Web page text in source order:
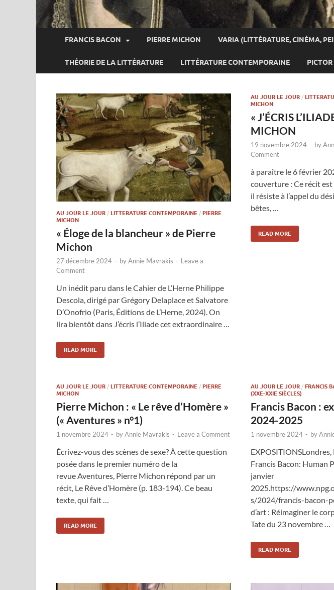
FRANCIS BACON PIERRE MICHON VARIA (LITTÉRATURE, CINÉMA,
THÉORIE DE LA LITTÉRATURE LITTÉRATURE CONTEMPORAINE
AU JOUR LE JOUR / LITTERATURE CONTEMPORAINE / PIERRE
MICHON
« Éloge de la blancheur » de Pierre
Michon
27 décembre 2024 - byAnnie Mavrakis - Leave a
Comment
Un inédit paru dans le Cahier de L’Herne Philippe
Descola, dirigé par Grégory Delaplace et Salvatore
D’Onofrio (Paris, Éditions de L’Herne, 2024). On
lira bientôt dans J’écris l’Iliade cet extraordinaire …
READ MORE
AU JOUR LE JOUR /
MICHON
« J’ÉCRIS
MICHON
19 novembre 2024 - by
Comment
à paraître le 6 février
couverture : Ce récit
il résiste à l’appel du
bêtes, …
READ MORE
AU JOUR LE JOUR / LITTERATURE CONTEMPORAINE / PIERRE
MICHON
Pierre Michon : « Le rêve d’Homère »
(« Aventures » n°1)
1 novembre 2024 - byAnnie Mavrakis - Leave a Comment
Écrivez-vous des scènes de sexe? À cette question
posée dans le premier numéro de la
revue Aventures, Pierre Michon répond par un
récit, Le Rêve d’Homère (p. 183-194). Ce beau
texte, qui fait …
READ MORE
AU JOUR LE JOUR / FRANCIS
(XXE-XXIE SIÈCLES)
Francis Bacon :
2024-2025
1 novembre 2024 - by
Francis Bacon: Human
janvier
2025.https://
s/2024/francis-bacon-
d’art : Réimaginer le
Tate du 23 novembre …
READ MORE